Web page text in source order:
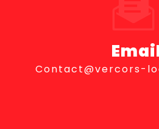
contact@vercors-